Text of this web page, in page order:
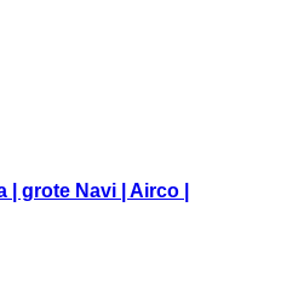
| grote Navi | Airco |